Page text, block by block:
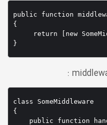
public function
{
return [new
}
class SomeMiddleware
{
public function